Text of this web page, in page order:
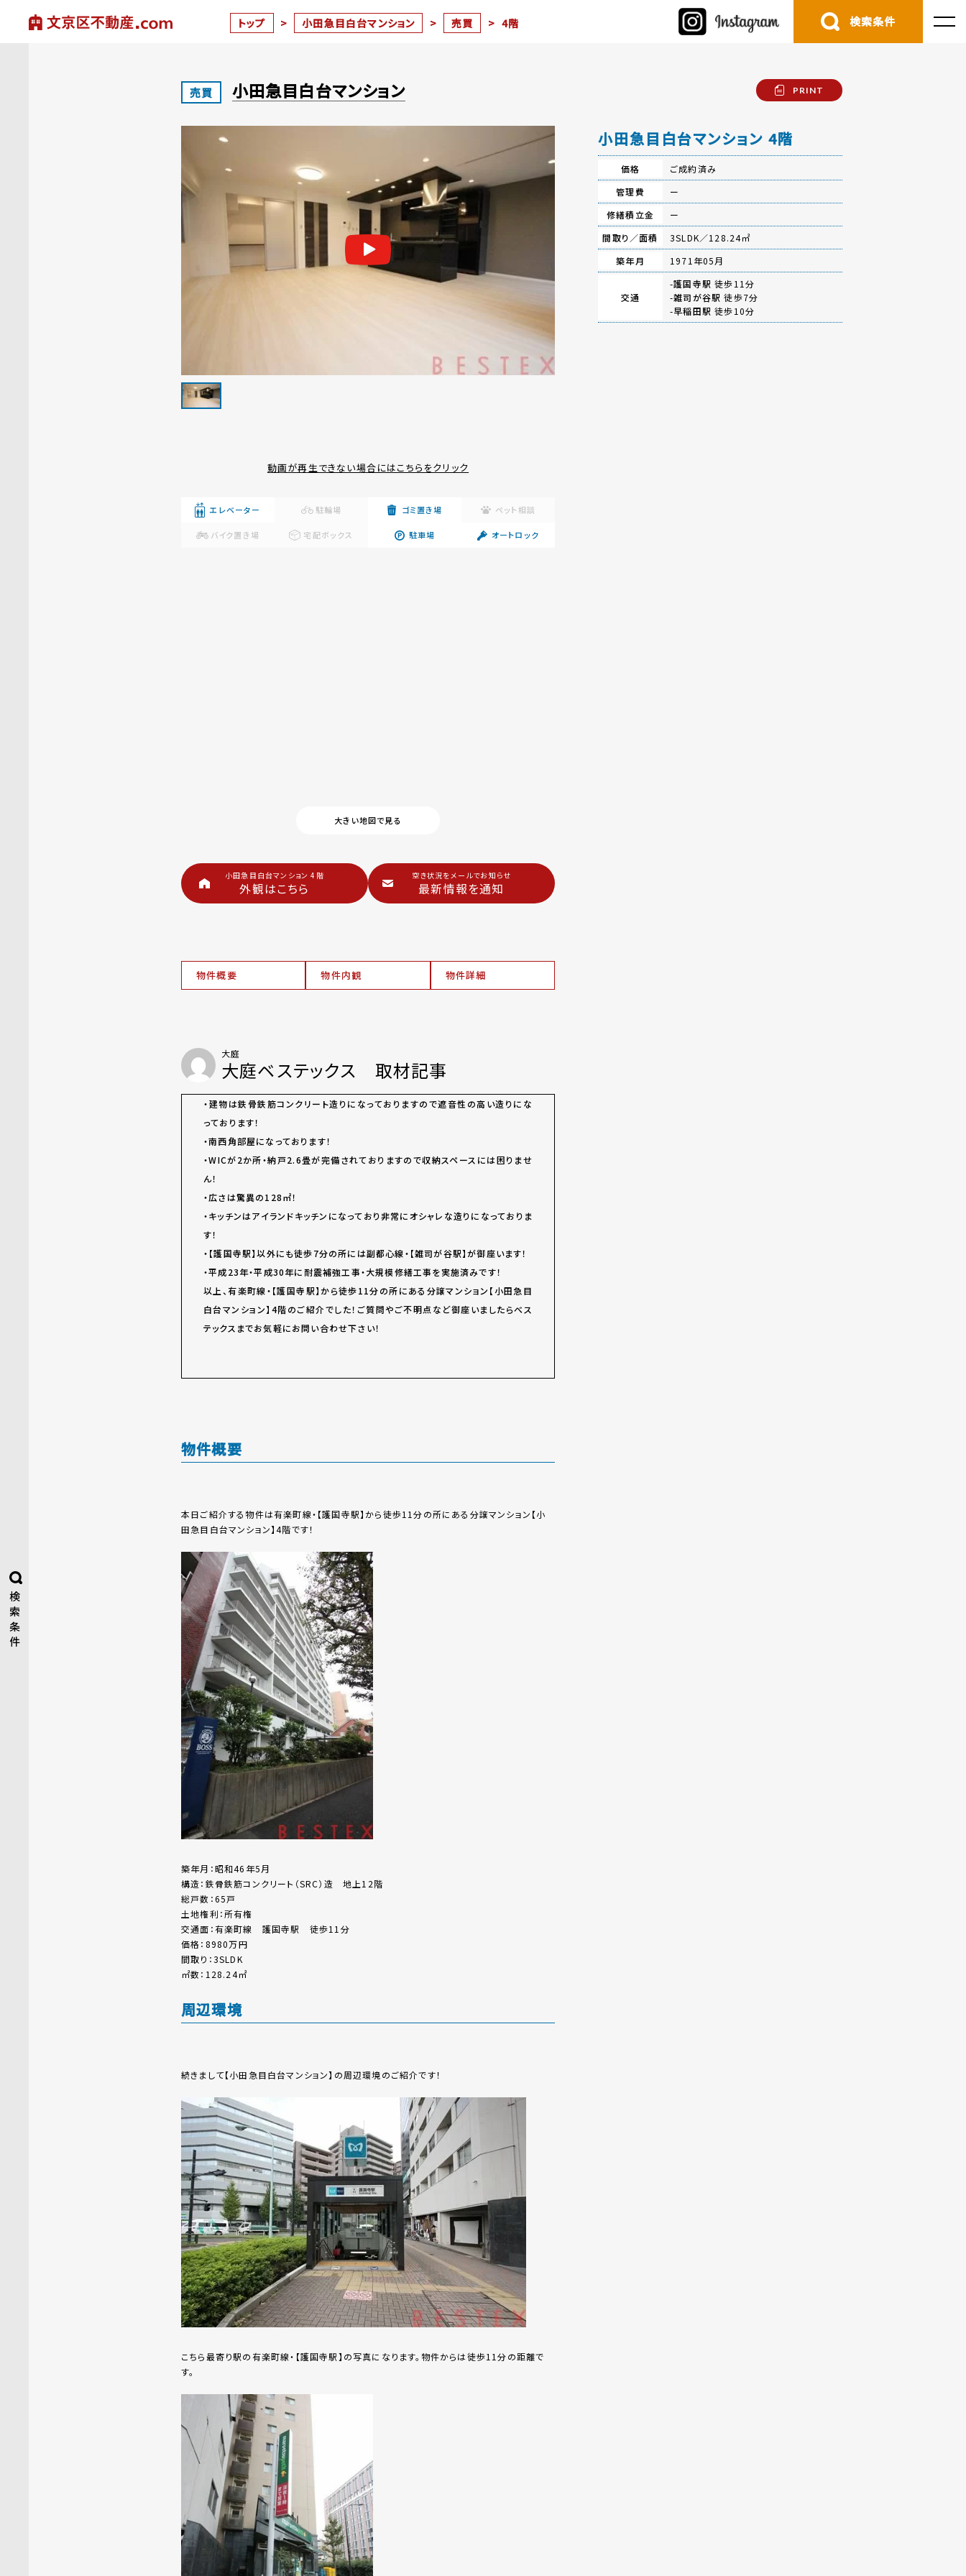
トップ > 小田急目白台マンション > 売買 > 4階 検索条件
検
索
条
件
売買 小田急目白台マンション PRINT
動画が再生できない場合にはこちらをクリック
エレベーター 駐輪場 ゴミ置き場 ペット相談
バイク置き場 宅配ボックス 駐車場 オートロック
大きい地図で見る
小田急目白台マンション 4階
外観はこちら
空き状況をメールでお知らせ
最新情報を通知
物件概要 物件内観 物件詳細
大庭
大庭ベステックス 取材記事
・建物は鉄骨鉄筋コンクリート造りになっておりますので遮音性の高い造りにな
っております！
・南西角部屋になっております！
・WICが2か所・納戸2.6畳が完備されておりますので収納スペースには困りませ
ん！
・広さは驚異の128㎡！
・キッチンはアイランドキッチンになっており非常にオシャレな造りになっておりま
す！
・【護国寺駅】以外にも徒歩7分の所には副都心線・【雑司が谷駅】が御座います！
・平成23年・平成30年に耐震補強工事・大規模修繕工事を実施済みです！
以上、有楽町線・【護国寺駅】から徒歩11分の所にある分譲マンション【小田急目
白台マンション】4階のご紹介でした！ご質問やご不明点など御座いましたらべス
テックスまでお気軽にお問い合わせ下さい！
物件概要
本日ご紹介する物件は有楽町線・【護国寺駅】から徒歩11分の所にある分譲マンション【小
田急目白台マンション】4階です！
築年月：昭和46年5月
構造：鉄骨鉄筋コンクリート（SRC）造 地上12階
総戸数：65戸
土地権利：所有権
交通面：有楽町線 護国寺駅 徒歩11分
価格：8980万円
間取り：3SLDK
㎡数：128.24㎡
周辺環境
続きまして【小田急目白台マンション】の周辺環境のご紹介です！
こちら最寄り駅の有楽町線・【護国寺駅】の写真になります。物件からは徒歩11分の距離で
す。
小田急目白台マンション 4階
価格
ご成約済み
管理費
ー
修繕積立金
ー
間取り／面積
3SLDK／128.24㎡
築年月
1971年05月
交通
-護国寺駅 徒歩11分
-雑司が谷駅 徒歩7分
-早稲田駅 徒歩10分